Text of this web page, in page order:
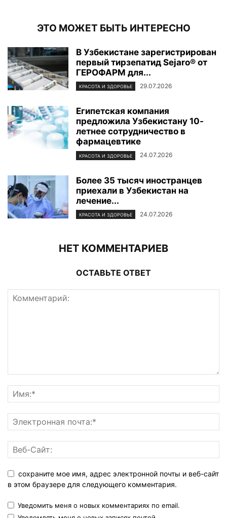
ЭТО МОЖЕТ БЫТЬ ИНТЕРЕСНО
В Узбекистане зарегистрирован
первый тирзепатид Sejaro® от
ГЕРОФАРМ для...
КРАСОТА И ЗДОРОВЬЕ 29.07.2026
Египетская компания
предложила Узбекистану 10-
летнее сотрудничество в
фармацевтике
КРАСОТА И ЗДОРОВЬЕ 24.07.2026
Более 35 тысяч иностранцев
приехали в Узбекистан на
лечение...
КРАСОТА И ЗДОРОВЬЕ 24.07.2026
НЕТ КОММЕНТАРИЕВ
ОСТАВЬТЕ ОТВЕТ
сохраните мое имя, адрес электронной почты и веб-сайт
в этом браузере для следующего комментария.
Уведомить меня о новых комментариях по email.